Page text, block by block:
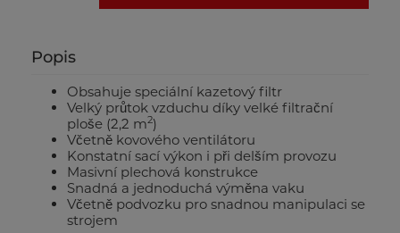
Popis
Obsahuje speciální kazetový filtr
Velký průtok vzduchu díky velké filtrační
ploše (2,2 m2)
Včetně kovového ventilátoru
Konstatní sací výkon i při delším provozu
Masivní plechová konstrukce
Snadná a jednoduchá výměna vaku
Včetně podvozku pro snadnou manipulaci se
strojem